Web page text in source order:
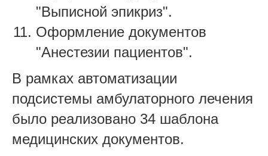
"Выписной эпикриз".
Оформление документов
"Анестезии пациентов".
В рамках автоматизации
подсистемы амбулаторного лечения
было реализовано 34 шаблона
медицинских документов.